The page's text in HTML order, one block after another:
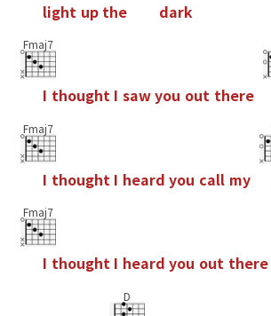
light up the dark
Fmaj7
I thought I sawyou out there
Fmaj7
I thought I heard you call my
Fmaj7
I thought I heard you out there
D